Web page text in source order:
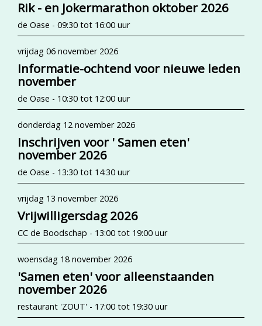
Rik - en Jokermarathon oktober 2026
de Oase - 09:30 tot 16:00 uur
vrijdag 06 november 2026
Informatie-ochtend voor nieuwe leden
november
de Oase - 10:30 tot 12:00 uur
donderdag 12 november 2026
Inschrijven voor ' Samen eten'
november 2026
de Oase - 13:30 tot 14:30 uur
vrijdag 13 november 2026
Vrijwilligersdag 2026
CC de Boodschap - 13:00 tot 19:00 uur
woensdag 18 november 2026
'Samen eten' voor alleenstaanden
november 2026
restaurant 'ZOUT' - 17:00 tot 19:30 uur